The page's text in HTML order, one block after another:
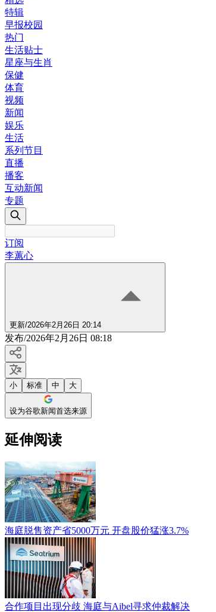
特辑
早报校园
热门
生活贴士
星座与生肖
保健
体育
视频
新闻
娱乐
生活
系列节目
直播
播客
互动新闻
专题
订阅
李蕙心
更新/2026年2月26日 20:14
发布/2026年2月26日 08:18
小 标准 中 大
设为谷歌新闻首选来源
延伸阅读
海庭脱售资产省5000万元 开盘股价猛涨3.7%
合作项目出现分歧 海庭与Aibel寻求仲裁解决